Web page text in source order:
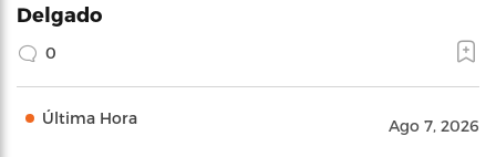
Delgado
0
Última Hora Ago 7, 2026